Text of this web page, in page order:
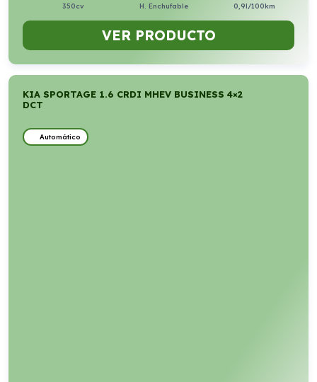
350cv H. Enchufable 0,9l/100km
VER PRODUCTO
KIA SPORTAGE 1.6 CRDI MHEV BUSINESS 4×2
DCT
Automático